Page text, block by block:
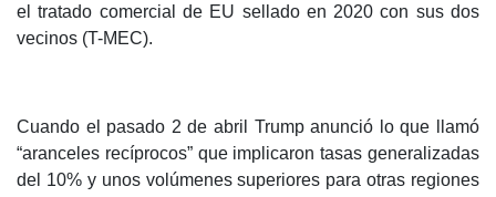
el tratado comercial de EU sellado en 2020 con sus dos
vecinos (T-MEC).
Cuando el pasado 2 de abril Trump anunció lo que llamó
“aranceles recíprocos” que implicaron tasas generalizadas
del 10% y unos volúmenes superiores para otras regiones